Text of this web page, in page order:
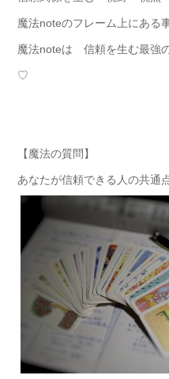
魔法noteのフレーム上にある
魔法noteは 信頼を生む最強
♡
【魔法の質問】
あなたが信頼できる人の共通